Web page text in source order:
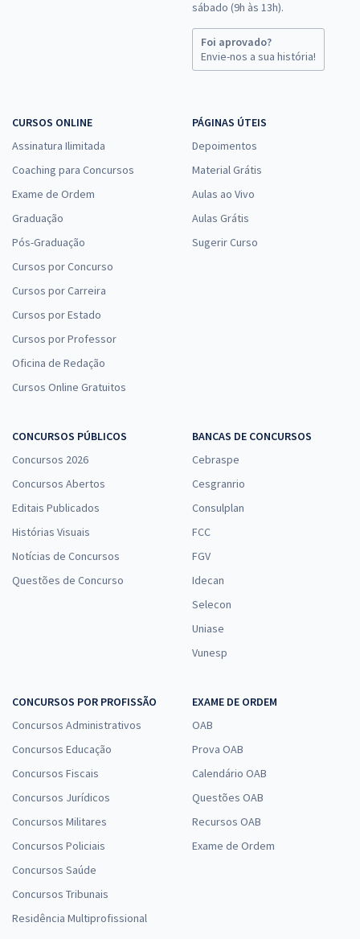
sábado (9h às 13h).
Foi aprovado?
Envie-nos a sua história!
CURSOS ONLINE
Assinatura Ilimitada
Coaching para Concursos
Exame de Ordem
Graduação
Pós-Graduação
Cursos por Concurso
Cursos por Carreira
Cursos por Estado
Cursos por Professor
Oficina de Redação
Cursos Online Gratuitos
PÁGINAS ÚTEIS
Depoimentos
Material Grátis
Aulas ao Vivo
Aulas Grátis
Sugerir Curso
CONCURSOS PÚBLICOS
Concursos 2026
Concursos Abertos
Editais Publicados
Histórias Visuais
Notícias de Concursos
Questões de Concurso
BANCAS DE CONCURSOS
Cebraspe
Cesgranrio
Consulplan
FCC
FGV
Idecan
Selecon
Uniase
Vunesp
CONCURSOS POR PROFISSÃO
Concursos Administrativos
Concursos Educação
Concursos Fiscais
Concursos Jurídicos
Concursos Militares
Concursos Policiais
Concursos Saúde
Concursos Tribunais
Residência Multiprofissional
EXAME DE ORDEM
OAB
Prova OAB
Calendário OAB
Questões OAB
Recursos OAB
Exame de Ordem